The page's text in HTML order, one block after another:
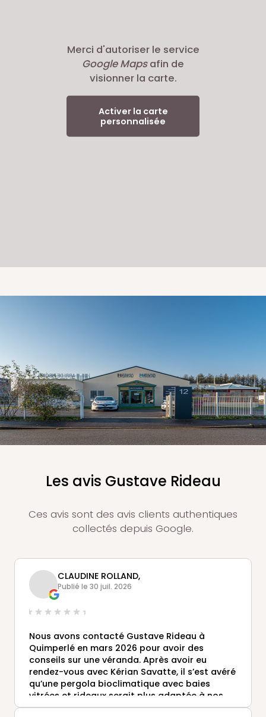
Merci d'autoriser le service
Google Mapsafin de
visionner la carte.
Activer la carte
personnalisée
Les avis Gustave Rideau
Ces avis sont des avis clients authentiques
collectés depuis Google.
CLAUDINE ROLLAND,
Publié le 30 juil. 2026
Nous avons contacté Gustave Rideau à
Quimperlé en mars 2026 pour avoir des
conseils sur une véranda. Après avoir eu
rendez-vous avec Kérian Savatte, il s’est avéré
qu’une pergola bioclimatique avec baies
vitrées et rideaux serait plus adaptée à nos
attentes. Kérian a été force de proposition